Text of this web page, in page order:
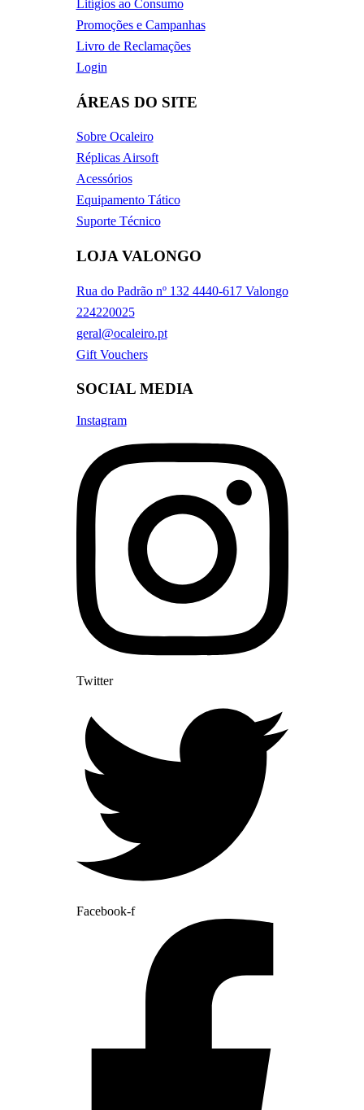
Litígios ao Consumo
Promoções e Campanhas
Livro de Reclamações
Login
ÁREAS DO SITE
Sobre Ocaleiro
Réplicas Airsoft
Acessórios
Equipamento Tático
Suporte Técnico
LOJA VALONGO
Rua do Padrão nº 132 4440-617 Valongo
224220025
geral@ocaleiro.pt
Gift Vouchers
SOCIAL MEDIA
Instagram
Twitter
Facebook-f